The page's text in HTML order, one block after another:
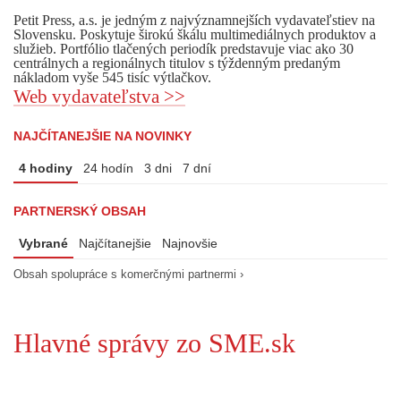
Petit Press, a.s. je jedným z najvýznamnejších vydavateľstiev na
Slovensku. Poskytuje širokú škálu multimediálnych produktov a
služieb. Portfólio tlačených periodík predstavuje viac ako 30
centrálnych a regionálnych titulov s týždenným predaným
nákladom vyše 545 tisíc výtlačkov.
Web vydavateľstva >>
NAJČÍTANEJŠIE NA NOVINKY
4 hodiny 24 hodín 3 dni 7 dní
PARTNERSKÝ OBSAH
Vybrané Najčítanejšie Najnovšie
Obsah spolupráce s komerčnými partnermi ›
Hlavné správy zo SME.sk